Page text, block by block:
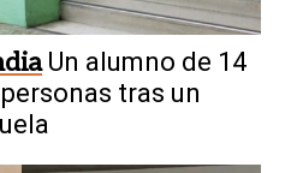
Un alumno de 14
tras un